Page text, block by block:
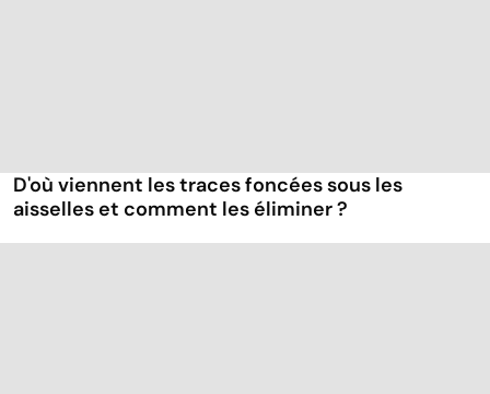
D'où viennent les traces foncées sous les
aisselles et comment les éliminer ?